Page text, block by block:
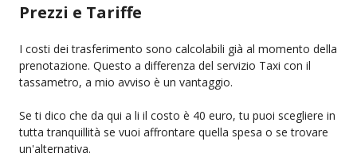
Prezzi e Tariffe
I costi dei trasferimento sono calcolabili già al momento della
prenotazione. Questo a differenza del servizio Taxi con il
tassametro, a mio avviso è un vantaggio.
Se ti dico che da qui a li il costo è 40 euro, tu puoi scegliere in
tutta tranquillità se vuoi affrontare quella spesa o se trovare
un'alternativa.